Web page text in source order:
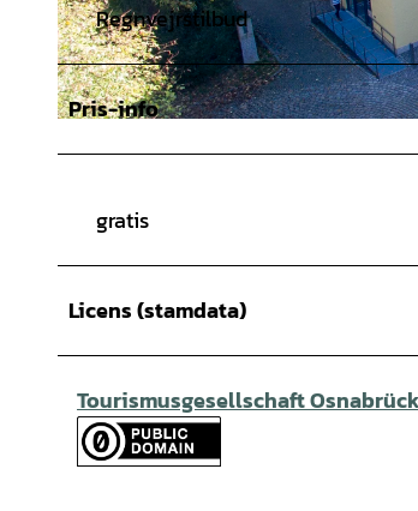
Regnvejrstilbud
Pris-info
gratis
Licens (stamdata)
Tourismusgesellschaft